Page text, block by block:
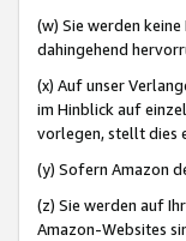
(w) Sie werden
dahingehend
(x) Auf unser
im Hinblick auf
vorlegen, stellt dies
(y) Sofern Amazon
(z) Sie werden auf
Amazon-Websites